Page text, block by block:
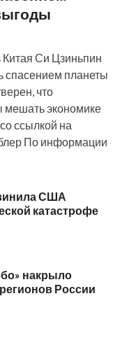
Си Цзиньпин
спасением планеты
что
мешать экономике
ссылкой на
По информации
США
катастрофе
накрыло
России